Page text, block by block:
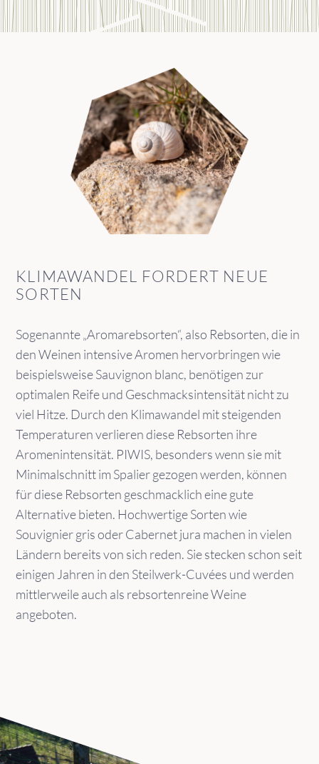
KLIMAWANDEL FORDERT NEUE
SORTEN
Sogenannte „Aromarebsorten“, also Rebsorten, die in
den Weinen intensive Aromen hervorbringen wie
beispielsweise Sauvignon blanc, benötigen zur
optimalen Reife und Geschmacksintensität nicht zu
viel Hitze. Durch den Klimawandel mit steigenden
Temperaturen verlieren diese Rebsorten ihre
Aromenintensität. PIWIS, besonders wenn sie mit
Minimalschnitt im Spalier gezogen werden, können
für diese Rebsorten geschmacklich eine gute
Alternative bieten. Hochwertige Sorten wie
Souvignier gris oder Cabernet jura machen in vielen
Ländern bereits von sich reden. Sie stecken schon seit
einigen Jahren in den Steilwerk-Cuvées und werden
mittlerweile auch als rebsortenreine Weine
angeboten.